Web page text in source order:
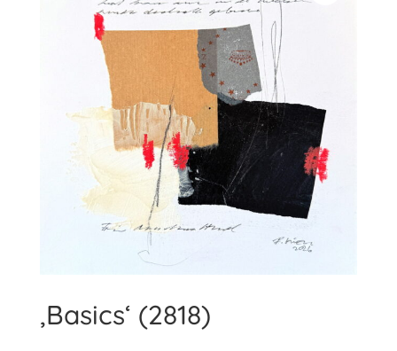
‚Basics‘ (2818)